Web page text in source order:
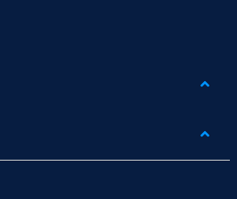
e Gestão